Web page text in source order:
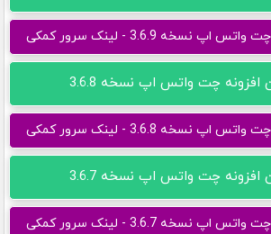
نسخه 3.6.9 - لینک سرور کمکی
افزونه چت واتس اپ نسخه 3.6.8
نسخه 3.6.8 - لینک سرور کمکی
افزونه چت واتس اپ نسخه 3.6.7
نسخه 3.6.7 - لینک سرور کمکی